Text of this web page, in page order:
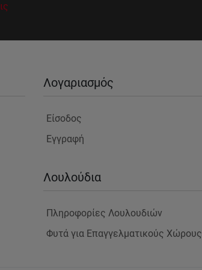
Λογαριασμός
Είσοδος
Εγγραφή
Λουλούδια
Πληροφορίες Λουλουδιών
Φυτά για Επαγγελματικούς Χώρους